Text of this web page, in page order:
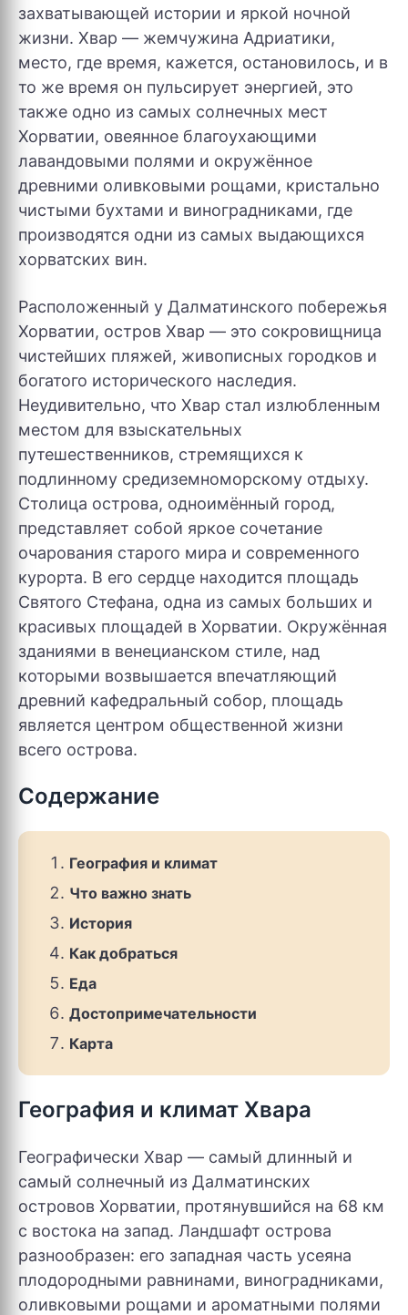
захватывающей истории и яркой ночной
жизни. Хвар — жемчужина Адриатики,
место, где время, кажется, остановилось, и в
то же время он пульсирует энергией, это
также одно из самых солнечных мест
Хорватии, овеянное благоухающими
лавандовыми полями и окружённое
древними оливковыми рощами, кристально
чистыми бухтами и виноградниками, где
производятся одни из самых выдающихся
хорватских вин.
Расположенный у Далматинского побережья
Хорватии, остров Хвар — это сокровищница
чистейших пляжей, живописных городков и
богатого исторического наследия.
Неудивительно, что Хвар стал излюбленным
местом для взыскательных
путешественников, стремящихся к
подлинному средиземноморскому отдыху.
Столица острова, одноимённый город,
представляет собой яркое сочетание
очарования старого мира и современного
курорта. В его сердце находится площадь
Святого Стефана, одна из самых больших и
красивых площадей в Хорватии. Окружённая
зданиями в венецианском стиле, над
которыми возвышается впечатляющий
древний кафедральный собор, площадь
является центром общественной жизни
всего острова.
Содержание
География и климат
Что важно знать
История
Как добраться
Еда
Достопримечательности
Карта
География и климат Хвара
Географически Хвар — самый длинный и
самый солнечный из Далматинских
островов Хорватии, протянувшийся на 68 км
с востока на запад. Ландшафт острова
разнообразен: его западная часть усеяна
плодородными равнинами, виноградниками,
оливковыми рощами и ароматными полями